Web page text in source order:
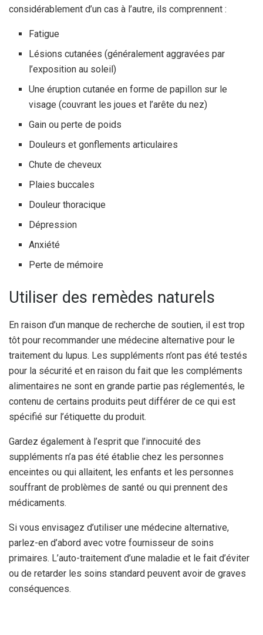
considérablement d’un cas à l’autre, ils comprennent :
Fatigue
Lésions cutanées (généralement aggravées par
l’exposition au soleil)
Une éruption cutanée en forme de papillon sur le
visage (couvrant les joues et l’arête du nez)
Gain ou perte de poids
Douleurs et gonflements articulaires
Chute de cheveux
Plaies buccales
Douleur thoracique
Dépression
Anxiété
Perte de mémoire
Utiliser des remèdes naturels
En raison d’un manque de recherche de soutien, il est trop
tôt pour recommander une médecine alternative pour le
traitement du lupus. Les suppléments n’ont pas été testés
pour la sécurité et en raison du fait que les compléments
alimentaires ne sont en grande partie pas réglementés, le
contenu de certains produits peut différer de ce qui est
spécifié sur l’étiquette du produit.
Gardez également à l’esprit que l’innocuité des
suppléments n’a pas été établie chez les personnes
enceintes ou qui allaitent, les enfants et les personnes
souffrant de problèmes de santé ou qui prennent des
médicaments.
Si vous envisagez d’utiliser une médecine alternative,
parlez-en d’abord avec votre fournisseur de soins
primaires. L’auto-traitement d’une maladie et le fait d’éviter
ou de retarder les soins standard peuvent avoir de graves
conséquences.